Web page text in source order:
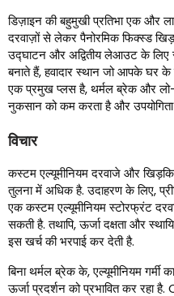
डिज़ाइन की बहुमुखी प्रतिभा एक और
दरवाज़ों से लेकर पैनोरमिक फिक्स्ड
उद्घाटन और अद्वितीय लेआउट के लिए
बनाते हैं, हवादार स्थान जो आपके घर के
एक प्रमुख प्लस है, थर्मल ब्रेक और लो-
नुकसान को कम करता है और
विचार
कस्टम एल्यूमीनियम दरवाजे और
तुलना में अधिक है. उदाहरण के लिए,
एक कस्टम एल्यूमीनियम स्टोरफ्रंट
सकती है. तथापि, ऊर्जा दक्षता और
इस खर्च की भरपाई कर देती है.
बिना थर्मल ब्रेक के, एल्यूमीनियम
ऊर्जा प्रदर्शन को प्रभावित कर रहा